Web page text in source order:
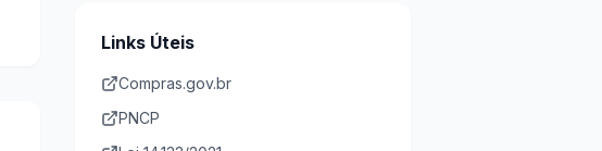
Links Úteis
Compras.gov.br
PNCP